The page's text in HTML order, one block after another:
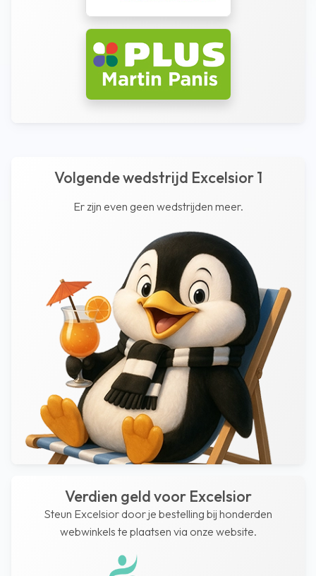
Volgende wedstrijd Excelsior 1
Er zijn even geen wedstrijden meer.
Verdien geld voor Excelsior
Steun Excelsior door je bestelling bij honderden
webwinkels te plaatsen via onze website.